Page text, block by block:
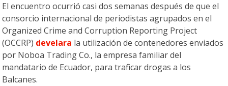
El encuentro ocurrió casi dos semanas después de que el
consorcio internacional de periodistas agrupados en el
Organized Crime and Corruption Reporting Project
(OCCRP) develara la utilización de contenedores enviados
por Noboa Trading Co., la empresa familiar del
mandatario de Ecuador, para traficar drogas a los
Balcanes.